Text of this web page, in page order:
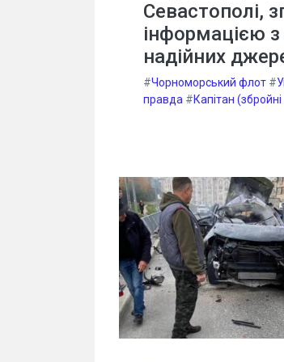
Севастополі,
інформацією з
надійних
#Чорноморський флот #
правда #Капітан